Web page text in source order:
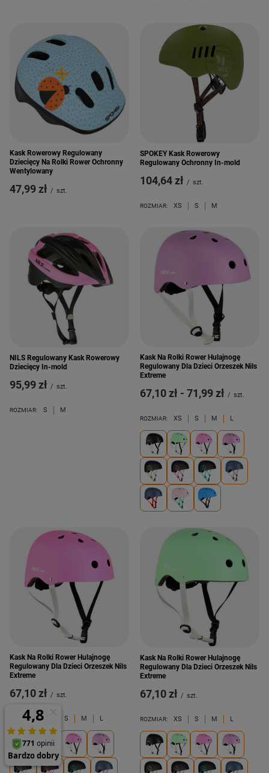
Kask Rowerowy Regulowany
Dziecięcy Na Rolki Rower Ochronny
Wentylowany
47,99 zł / szt.
SPOKEY Kask Rowerowy
Regulowany Ochronny In-mold
104,64 zł / szt.
ROZMIAR: XS S M
NILS Regulowany Kask Rowerowy
Dziecięcy In-mold
95,99 zł / szt.
ROZMIAR: S M
Kask Na Rolki Rower Hulajnogę
Regulowany Dla Dzieci Orzeszek Nils
Extreme
od
67,10 zł - do
71,99 zł / szt.
ROZMIAR: XS S M L
Kask Na Rolki Rower Hulajnogę
Regulowany Dla Dzieci Orzeszek Nils
Extreme
67,10 zł / szt.
ROZMIAR: XS S M L
Kask Na Rolki Rower Hulajnogę
Regulowany Dla Dzieci Orzeszek Nils
Extreme
67,10 zł / szt.
ROZMIAR: XS S M L